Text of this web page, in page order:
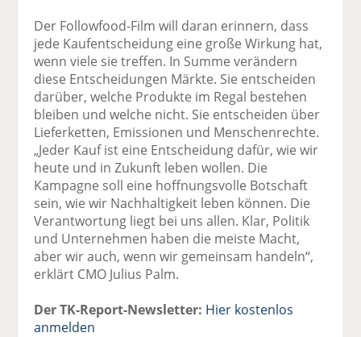
Der Followfood-Film will daran erinnern, dass
jede Kaufentscheidung eine große Wirkung hat,
wenn viele sie treffen. In Summe verändern
diese Entscheidungen Märkte. Sie entscheiden
darüber, welche Produkte im Regal bestehen
bleiben und welche nicht. Sie entscheiden über
Lieferketten, Emissionen und Menschenrechte.
„Jeder Kauf ist eine Entscheidung dafür, wie wir
heute und in Zukunft leben wollen. Die
Kampagne soll eine hoffnungsvolle Botschaft
sein, wie wir Nachhaltigkeit leben können. Die
Verantwortung liegt bei uns allen. Klar, Politik
und Unternehmen haben die meiste Macht,
aber wir auch, wenn wir gemeinsam handeln“,
erklärt CMO Julius Palm.
Der TK-Report-Newsletter: Hier kostenlos
anmelden